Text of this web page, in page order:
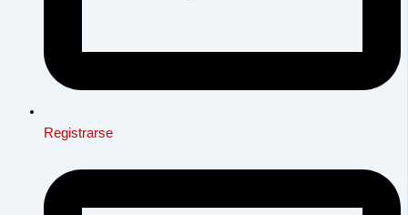
Registrarse